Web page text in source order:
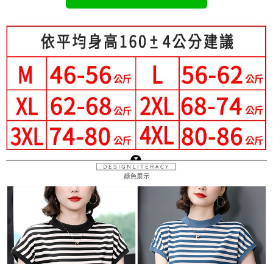
2.透過簡訊連結打開帳單後，可選擇「超商條碼／台灣大直營門市／銀行轉
帳／街口支付／iPASS MONEY」等通路繳費。
【注意事項】
1.本服務係由「台灣大哥大股份有限公司」（以下簡稱本公司）所提供，讓
用戶於交易時，得透過本服務購買商品或服務，並由商店將買賣／分期付款
買賣價金債權讓與本公司後，依約使用本公司帳單繳交帳款。
2.基於同意付款使用「大哥付你分期」之契約關係目的，商店將以您的個人
資料（包含姓名、電話或地址）提供予台灣大哥大進項蒐集、處理及利用，
由本公司與您本人進行分期帳單所需資料之確認、核對及更正。
3.完整用戶服務條款，請詳閱以下連結：
https://oppay.tw/userRule
１．於結帳方式選擇「AFTEE先享後付」後，將跳轉至「AFTEE先享後付」
結帳頁面，進行簡訊認證並確認金額後，即可完成結帳。
２．訂單成立數日內，您將收到繳費通知簡訊。
３．收到繳費通知簡訊後14天內，點擊此簡訊中的連結，可透過四大超商／
ATM／網路銀行／等多元方式進行付款，方視為交易完成。
※ 請注意：結帳手續完成當下不需立刻繳費，但若您需要取消訂單，請聯絡
後付繳納相關費用。
※ 交易是否成功請以「AFTEE先享後付 」之結帳頁面顯示為準，若有關於
是否繳費成功／繳費後需取消欲退款等相關疑問，請聯繫「AFTEE先享後付
客戶支援中心」https://netprotections.freshdesk.com/support/home
【注意事項】
１．透過由恩沛科技股份有限公司提供之「AFTEE先享後付」服務完成之交
易，需依本服務之必要範圍內提供個人資料，並將交易相關給付款項請求債
權轉讓予恩沛科技股份有限公司。
２．關於個人資料處理事宜，請瀏覽以下網址：
https://aftee.tw/terms/#terms3
３．未成年的使用者請事先徵得法定代理人或監護人之同意方可使用
「AFTEE先享後付」，若未經同意申辦者引起之損失，本公司不負相關責
任。
４．使用「AFTEE先享後付」時，將依據個別帳號之用戶狀況，依本公司即
全家付款取貨
付款後全家取貨
每筆NT$80，滿NT$699(含以上)免運費
萊爾富取貨付款
每筆NT$80，滿NT$699(含以上)免運費
每筆NT$80，滿NT$699(含以上)免運費
7-11付款取貨
每筆NT$80，滿NT$699(含以上)免運費
付款後7-11取貨
每筆NT$80，滿NT$699(含以上)免運費